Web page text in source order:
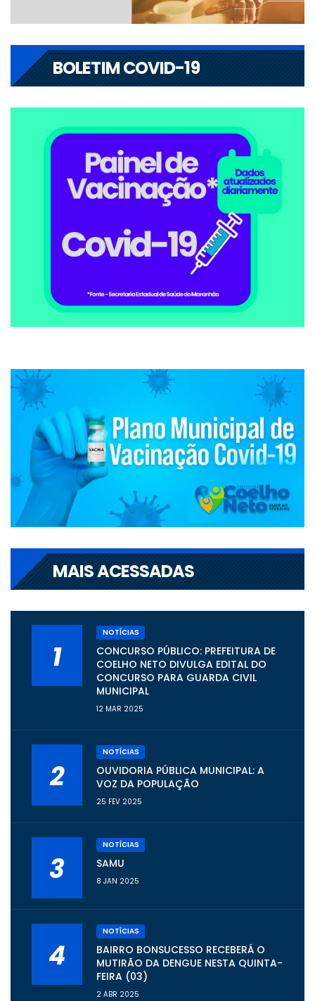
BOLETIM COVID-19
MAIS ACESSADAS
1
NOTÍCIAS
CONCURSO PÚBLICO: PREFEITURA DE
COELHO NETO DIVULGA EDITAL DO
CONCURSO PARA GUARDA CIVIL
MUNICIPAL
12 MAR 2025
2
NOTÍCIAS
OUVIDORIA PÚBLICA MUNICIPAL: A
VOZ DA POPULAÇÃO
25 FEV 2025
3
NOTÍCIAS
SAMU
8 JAN 2025
4
NOTÍCIAS
BAIRRO BONSUCESSO RECEBERÁ O
MUTIRÃO DA DENGUE NESTA QUINTA-
FEIRA (03)
2 ABR 2025